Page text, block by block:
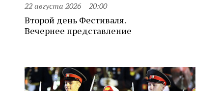
22 августа 2026 20:00
Второй день Фестиваля.
Вечернее представление